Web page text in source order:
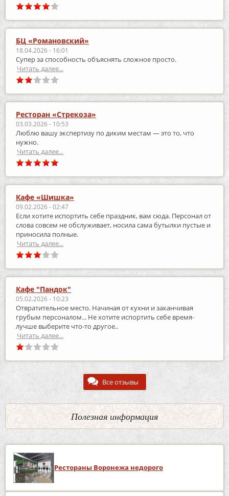
БЦ «Романовский»
18.04.2026 - 16:01
Супер за способность объяснять сложное просто.
Читать далее...
Ресторан «Стрекоза»
03.03.2026 - 10:53
Люблю вашу экспертизу по диким местам — это то, что
нужно.
Читать далее...
Кафе «Шишка»
09.02.2026 - 02:47
Если хотите испортить себе праздник, вам сюда. Персонал от
слова совсем не обслуживает, носила сама бутылки пустые и
приносила полные.
Читать далее...
Кафе "Пандок"
05.02.2026 - 10:23
Отвратительное место. Начиная от кухни и заканчивая
грубым персоналом... Не хотите испортить себе время-
лучше выберите что-то другое..
Читать далее...
Все отзывы
Полезная информация
Рестораны Воронежа недорого